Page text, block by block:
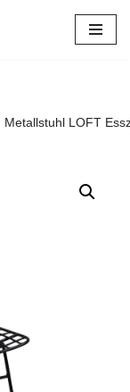
Metallstuhl LOFT